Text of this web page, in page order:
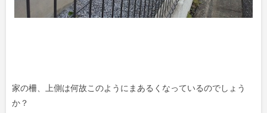
家の柵、上側は何故このようにまあるくなっているのでしょう
か？